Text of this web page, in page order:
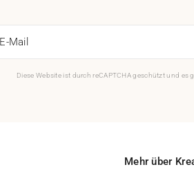
E-Mail
Diese Website ist durch reCAPTCHA geschützt und es
Mehr über